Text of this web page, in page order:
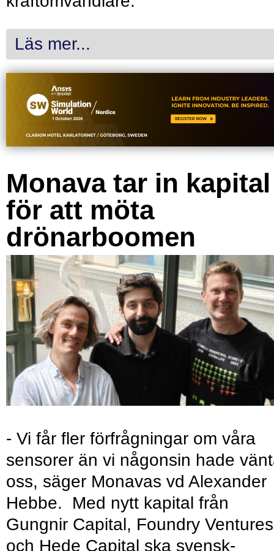
Läs mer...
Monava tar in kapital
för att möta
drönarboomen
- Vi får fler förfrågningar om våra
sensorer än vi någonsin hade
oss, säger Monavas vd Alexander
Hebbe. Med nytt kapital från
Gungnir Capital, Foundry Ventures
och Hede Capital ska svensk-